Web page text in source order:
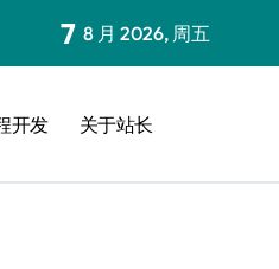
7 8 月 2026, 周五
开发 关于站长